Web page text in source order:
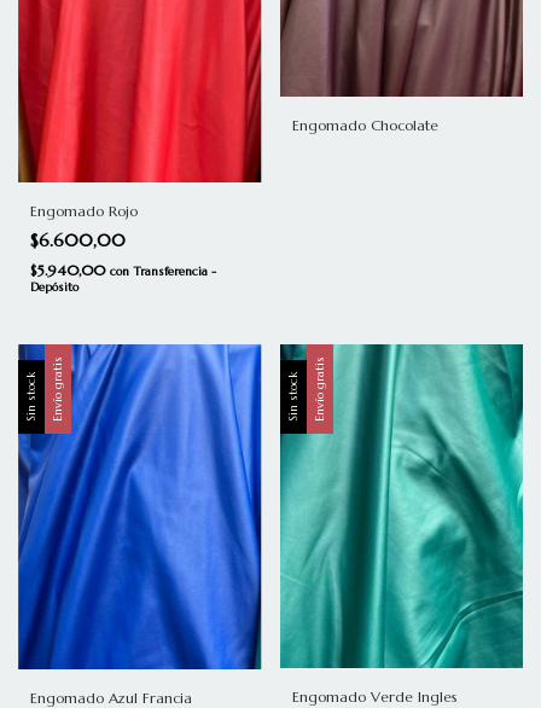
Engomado Rojo
$6.600,00
$5.940,00 con Transferencia -
Depósito
Engomado Chocolate
Sin stock Envío gratis
Engomado Azul Francia
Sin stock Envío gratis
Engomado Verde Ingles